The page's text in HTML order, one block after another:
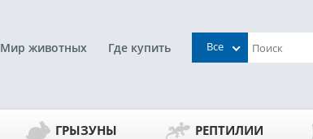
Мир животных Где купить Все
ГРЫЗУНЫ РЕПТИЛИИ